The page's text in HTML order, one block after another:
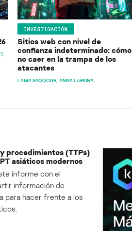
INVESTIGACIÓN
Sitios web con nivel de
confianza indeterminado: cómo
no caer en la trampa de los
atacantes
LAMA SAQQOUR ANNA LARKINA
procedimientos (TTPs)
asiáticos modernos
informe con el
información de
para hacer frente a los